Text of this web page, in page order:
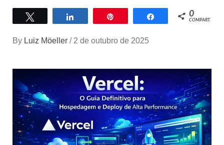
Compartilhar Compartilhar
0
COMPART.
By Luiz Möeller / 2 de outubro de 2025